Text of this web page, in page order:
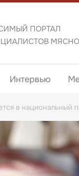
ПОРТАЛ
Интервью
в национальный